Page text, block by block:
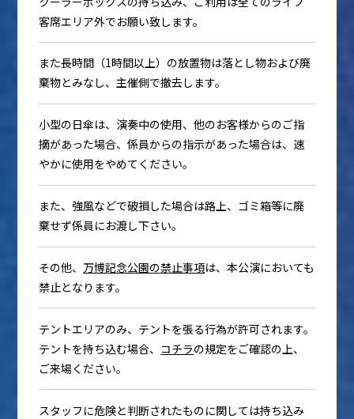
客席エリア外でお願い致します。
また長時間（1時間以上）の放置物は落とし物および廃
棄物とみなし、主催側で撤去します。
小型の日傘は、演奏中の使用、他のお客様からのご指
摘があった場合、係員からの指示があった場合は、速
やかに使用をやめてください。
また、強風などで破損した場合は路上、ゴミ箱等に廃
棄せず係員にお渡し下さい。
その他、 万博記念公園の禁止事項は、本公演においても
禁止となります。
テントエリアのみ、テントを張る行為が許可されます。
テントを持ち込む場合、 コチラの規定をご確認の上、
ご来場ください。
スタッフに危険と判断されたものに関しては持ち込み